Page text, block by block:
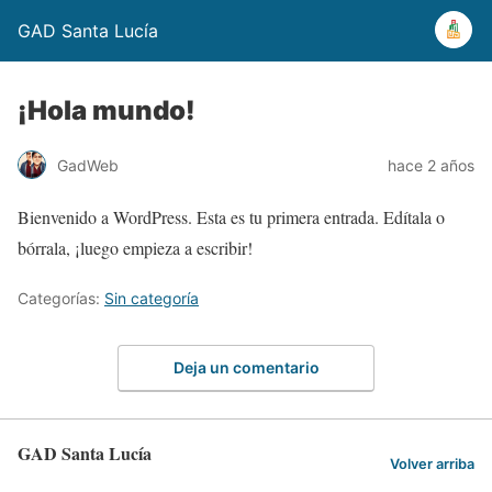
GAD Santa Lucía
¡Hola mundo!
GadWeb hace 2 años
Bienvenido a WordPress. Esta es tu primera entrada. Edítala o
bórrala, ¡luego empieza a escribir!
Categorías: Sin categoría
Deja un comentario
GAD Santa Lucía Volver arriba